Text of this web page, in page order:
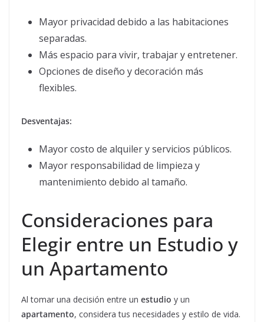
Mayor privacidad debido a las habitaciones
separadas.
Más espacio para vivir, trabajar y entretener.
Opciones de diseño y decoración más
flexibles.
Desventajas:
Mayor costo de alquiler y servicios públicos.
Mayor responsabilidad de limpieza y
mantenimiento debido al tamaño.
Consideraciones para
Elegir entre un Estudio y
un Apartamento
Al tomar una decisión entre un estudio y un
apartamento, considera tus necesidades y estilo de vida.